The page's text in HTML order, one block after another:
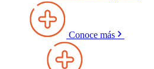
Conoce más